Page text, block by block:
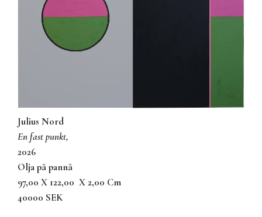
Julius Nord
en fast punkt,
2026
olja på pannå
97,00 X 122,00 X 2,00 Cm
40000 SEK